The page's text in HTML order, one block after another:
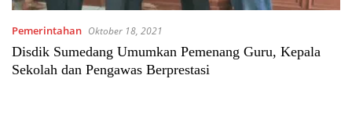
Pemerintahan Oktober 18, 2021
Disdik Sumedang Umumkan Pemenang Guru, Kepala
Sekolah dan Pengawas Berprestasi